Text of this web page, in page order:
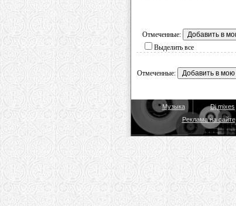
Отмеченные:
Выделить все
Отмеченные:
Музыка Dj mixes
Реклама на сайте